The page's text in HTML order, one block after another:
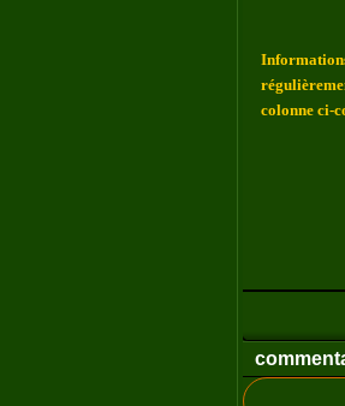
colonne ci-